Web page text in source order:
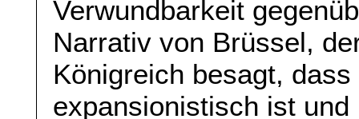
Verwundbarkeit
Narrativ von Brüssel,
Königreich besagt,
expansionistisch ist